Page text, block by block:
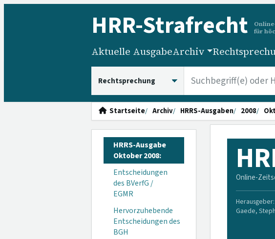
HRR-Strafrecht
für
Aktuelle AusgabeArchiv
Startseite Archiv HRRS-Ausgaben 2008
HRRS-Ausgabe
Oktober 2008:
Entscheidungen
des BVerfG /
EGMR
Hervorzuhebende
Entscheidungen des
BGH
Online-
Gaede,